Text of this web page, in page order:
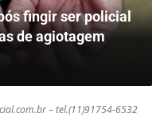
fingir ser policial
de agiotagem
– tel.(11)91754-6532